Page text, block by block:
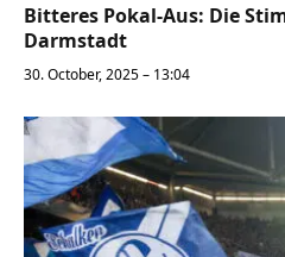
Bitteres Pokal-Aus: Die
Darmstadt
30. October, 2025 – 13:04